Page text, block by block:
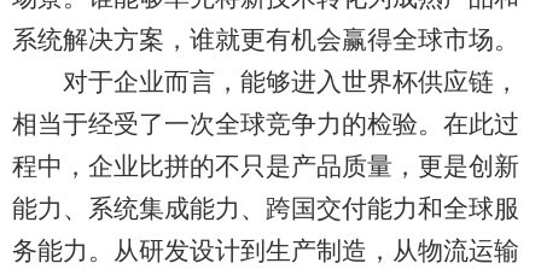
系统解决方案，谁就更有机会赢得全球市场。
对于企业而言，能够进入世界杯供应链，
相当于经受了一次全球竞争力的检验。在此过
程中，企业比拼的不只是产品质量，更是创新
能力、系统集成能力、跨国交付能力和全球服
务能力。从研发设计到生产制造，从物流运输